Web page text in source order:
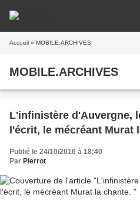
Accueil » MOBILE.ARCHIVES
MOBILE.ARCHIVES
L'infinistère d'Auvergne, le moine du Poitou
l'écrit, le mécréant
Publié le 24/10/2016 à 18:40
Par Pierrot